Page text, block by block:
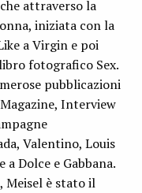
attraverso la
iniziata con la
a Virgin e poi
fotografico Sex.
pubblicazioni
Interview
Valentino, Louis
Dolce e Gabbana.
è stato il